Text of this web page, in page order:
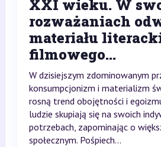
XXI wieku. W
rozważaniach
materiału
filmowego...
W dzisiejszym zdominowanym
konsumpcjonizm i materializm
rosną trend obojętności i
ludzie skupiają się na swoich
potrzebach, zapominając o
społecznym. Pośpiech...